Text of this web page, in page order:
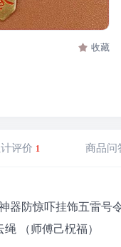
收藏
评价 1 商品问
器防惊吓挂饰五雷号
（师傅己柷福）